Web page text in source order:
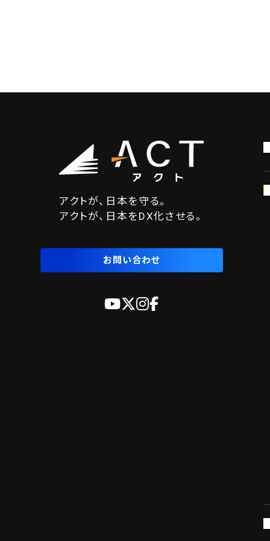
アクトが、日本を守る。
アクトが、日本をDX化させる。
お問い合わせ